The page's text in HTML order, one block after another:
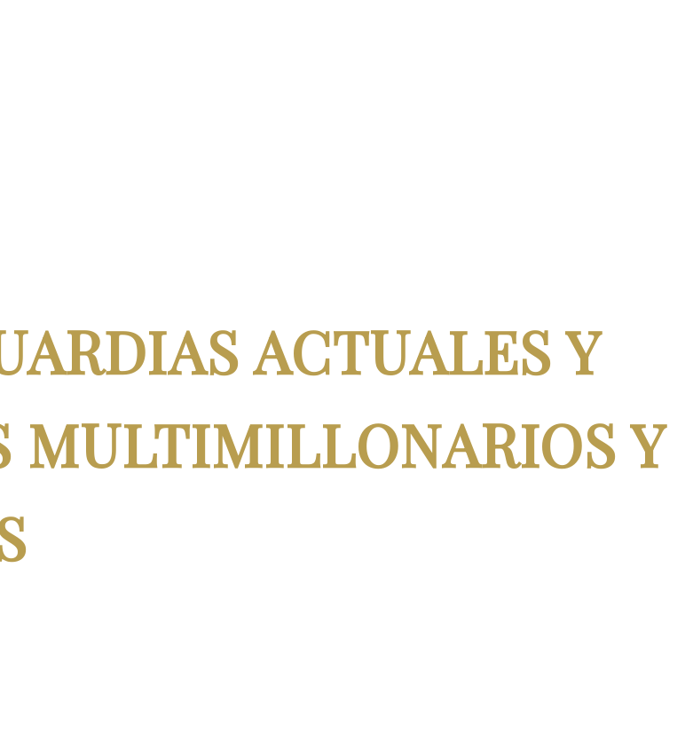
ACTUALES Y
MULTIMILLONARIOS Y